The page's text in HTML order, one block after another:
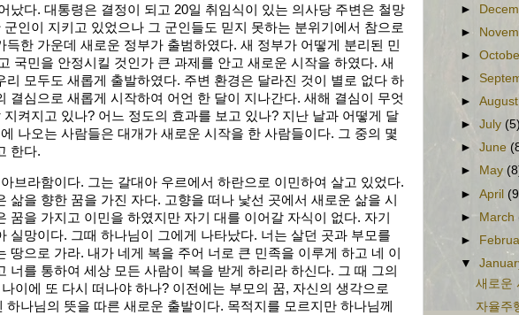
났다. 대통령은 결정이 되고 20일 취임식이 있는 의사당 주변은 철망
군인이 지키고 있었으나 그 군인들도 믿지 못하는 분위기에서 참으로
득한 가운데 새로운 정부가 출범하였다. 새 정부가 어떻게 분리된 민
국민을 안정시킬 것인가 큰 과제를 안고 새로운 시작을 하였다. 새
리 모두도 새롭게 출발하였다. 주변 환경은 달라진 것이 별로 없다 하
결심으로 새롭게 시작하여 어언 한 달이 지나간다. 새해 결심이 무엇
지켜지고 있나? 어느 정도의 효과를 보고 있나? 지난 날과 어떻게 달
나오는 사람들은 대개가 새로운 시작을 한 사람들이다. 그 중의 몇
한다.
브라함이다. 그는 갈대아 우르에서 하란으로 이민하여 살고 있었다.
삶을 향한 꿈을 가진 자다. 고향을 떠나 낯선 곳에서 새로운 삶을 시
꿈을 가지고 이민을 하였지만 자기 대를 이어갈 자식이 없다. 자기
실망이다. 그때 하나님이 그에게 나타났다. 너는 살던 곳과 부모를
땅으로 가라. 내가 네게 복을 주어 너로 큰 민족을 이루게 하고 네 이
너를 통하여 세상 모든 사람이 복을 받게 하리라 하신다. 그 때 그의
이에 또 다시 떠나야 하나? 이전에는 부모의 꿈, 자신의 생각으로
하나님의 뜻을 따른 새로운 출발이다. 목적지를 모르지만 하나님께
►
►
►
►
►August
►July (5)
►June
►
May
►April
► March
►
▼
새로운
자율주